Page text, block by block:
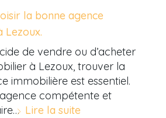
la bonne agence
Lezoux.
de vendre ou d’acheter
à Lezoux, trouver la
immobilière est essentiel.
compétente et
Lire la suite